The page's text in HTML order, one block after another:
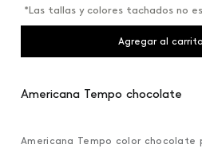
*Las tallas y colores tachados no
Agregar al carrito
Americana Tempo chocolate
Americana Tempo color chocolate